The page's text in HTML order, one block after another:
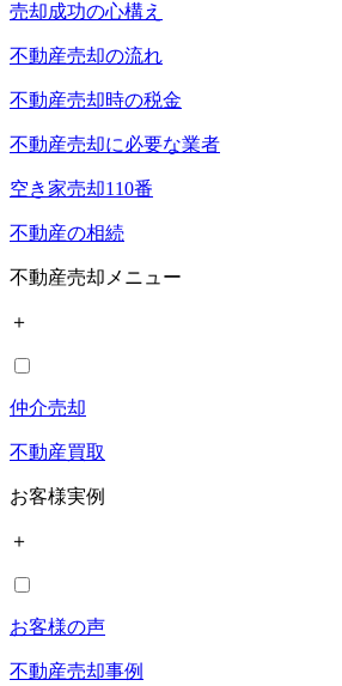
売却成功の心構え
不動産売却の流れ
不動産売却時の税金
不動産売却に必要な業者
空き家売却110番
不動産の相続
不動産売却メニュー
＋
仲介売却
不動産買取
お客様実例
＋
お客様の声
不動産売却事例